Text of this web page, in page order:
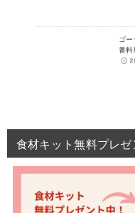
ゴ
番料
食材キット無料プレゼ